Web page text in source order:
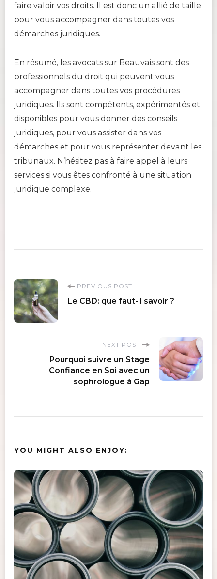
faire valoir vos droits. Il est donc un allié de taille
pour vous accompagner dans toutes vos
démarches juridiques.
En résumé, les avocats sur Beauvais sont des
professionnels du droit qui peuvent vous
accompagner dans toutes vos procédures
juridiques. Ils sont compétents, expérimentés et
disponibles pour vous donner des conseils
juridiques, pour vous assister dans vos
démarches et pour vous représenter devant les
tribunaux. N’hésitez pas à faire appel à leurs
services si vous êtes confronté à une situation
juridique complexe.
Post
Navigation
PREVIOUS POST
Le CBD: que faut-il savoir ?
NEXT POST
Pourquoi suivre un Stage
Confiance en Soi avec un
sophrologue à Gap
YOU MIGHT ALSO ENJOY: